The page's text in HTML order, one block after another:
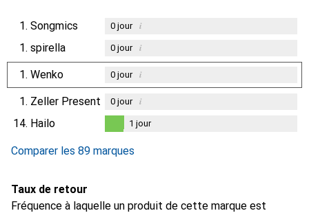
1. Songmics 0jour i
1. spirella 0jour i
1. Wenko 0jour i
1. Zeller Present 0jour i
14. Hailo 1 jour
Comparer les 89 marques
Taux de retour
Fréquence à laquelle un produit de cette marque est